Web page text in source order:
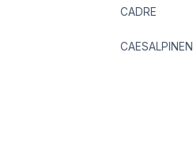
CADRE